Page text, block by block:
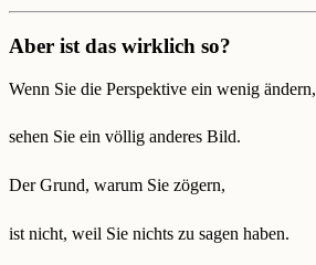
Aber ist das wirklich so?
Wenn Sie die Perspektive ein wenig ändern,
sehen Sie ein völlig anderes Bild.
Der Grund, warum Sie zögern,
ist nicht, weil Sie nichts zu sagen haben.